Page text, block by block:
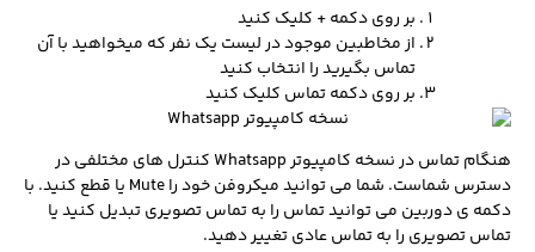
بر روی دکمه + کلیک کنید
از مخاطبین موجود در لیست یک نفر که میخواهید با آن
تماس بگیرید را انتخاب کنید
بر روی دکمه تماس کلیک کنید
هنگام تماس در نسخه کامپیوتر Whatsapp کنترل های مختلفی در
دسترس شماست. شما می توانید میکروفن خود را Mute یا قطع کنید. با
دکمه ی دوربین می توانید تماس را به تماس تصویری تبدیل کنید یا
تماس تصویری را به تماس عادی تغییر دهید.